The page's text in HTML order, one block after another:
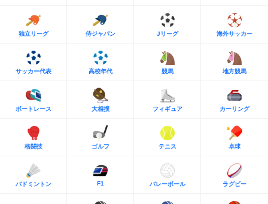
独立リーグ 侍ジャパン Jリーグ 海外サッカー
サッカー代表 高校年代 競馬 地方競馬
ボートレース 大相撲 フィギュア カーリング
格闘技 ゴルフ テニス 卓球
バドミントン F1 バレーボール ラグビー